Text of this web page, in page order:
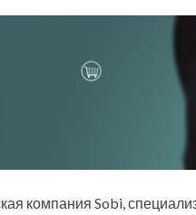
компания Sobi,